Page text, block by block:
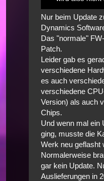
Nur beim Update
Dynamics
Das "normale"
Patch.
Leider gab es
verschiedene
es auch
verschiedene
Version) als auch
Chips.
Und wenn mal ein
ging, musste die
Werk neu geflasht
Normalerweise
gar kein Update.
Auslieferungen in